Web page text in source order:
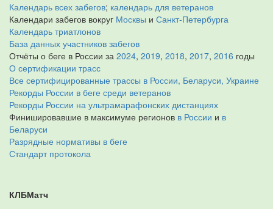
Календарь всех забегов; календарь для ветеранов
Календари забегов вокруг Москвы и Санкт-Петербурга
Календарь триатлонов
База данных участников забегов
Отчёты о беге в России за 2024, 2019, 2018, 2017, 2016 годы
О сертификации трасс
Все сертифицированные трассы в России, Беларуси, Украине
Рекорды России в беге среди ветеранов
Рекорды России на ультрамарафонских дистанциях
Финишировавшие в максимуме регионов в России и в
Беларуси
Разрядные нормативы в беге
Стандарт протокола
КЛБМатч